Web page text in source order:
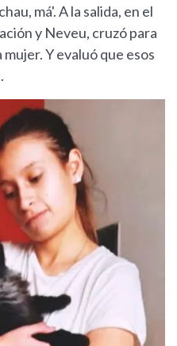
má'. A la salida, en el
y Neveu, cruzó para
Y evaluó que esos